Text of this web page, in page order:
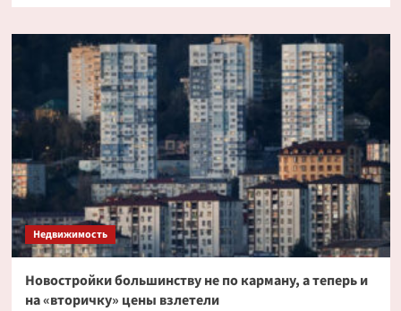
Банк
России
установил
курс
доллара
на
10
июня
Недвижимость
Новостройки большинству не по карману, а теперь и
на «вторичку» цены взлетели